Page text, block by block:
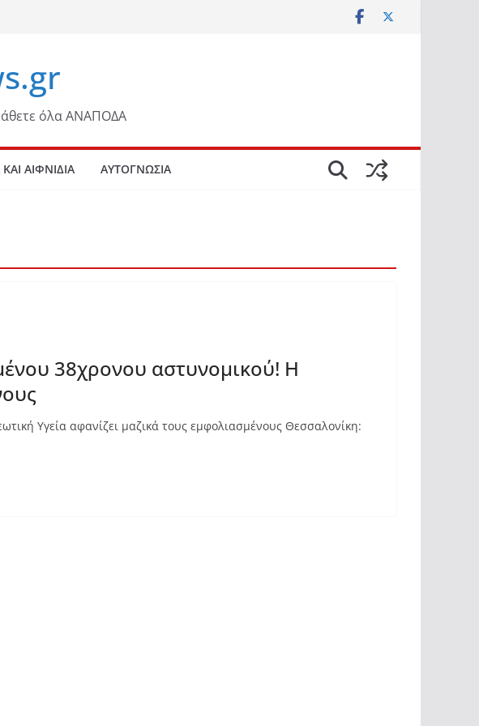
όλα ΑΝΑΠΟΔΑ
ΑΙΦΝΙΔΙΑ ΑΥΤΟΓΝΩΣΙΑ
38χρονου αστυνομικού! Η
Υγεία αφανίζει μαζικά τους εμφολιασμένους Θεσσαλονίκη: